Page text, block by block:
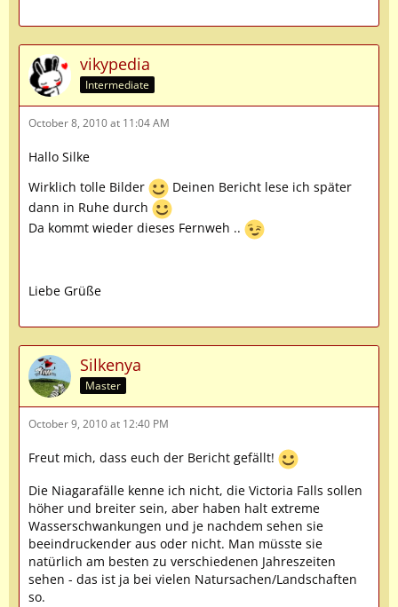
vikypedia
Intermediate
October 8, 2010 at 11:04 AM
Hallo Silke
Wirklich tolle Bilder
Deinen Bericht lese ich später
dann in Ruhe durch
Da kommt wieder dieses Fernweh ..
Liebe Grüße
Silkenya
Master
October 9, 2010 at 12:40 PM
Freut mich, dass euch der Bericht gefällt!
Die Niagarafälle kenne ich nicht, die Victoria Falls sollen
höher und breiter sein, aber haben halt extreme
Wasserschwankungen und je nachdem sehen sie
beeindruckender aus oder nicht. Man müsste sie
natürlich am besten zu verschiedenen Jahreszeiten
sehen - das ist ja bei vielen Natursachen/Landschaften
so.